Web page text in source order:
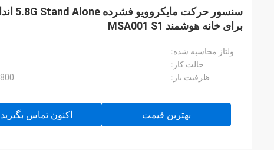
برای خانه هوشمند MSA001 S1
ولتاژ محاسبه شده:
حالت کار:
ظرفیت بار:
800 وات (مقاومتی)، 400 وات (القایی)
بهترین قیمت اکنون تماس بگیرید